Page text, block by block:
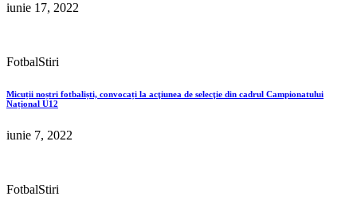
iunie 17, 2022
FotbalStiri
Micuții noștri fotbaliști, convocați la acţiunea de selecţie din cadrul Campionatului
Național U12
iunie 7, 2022
FotbalStiri